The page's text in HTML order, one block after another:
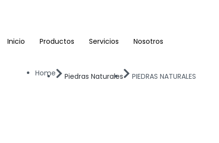
Inicio
Productos Servicios Nosotros
Home Piedras Naturales PIEDRAS NATURALES